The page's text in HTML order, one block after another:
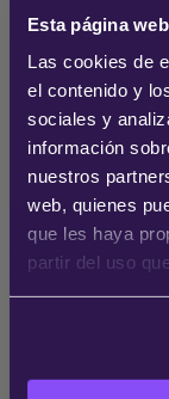
Esta página
Las cookies de
el contenido y
sociales y
información
nuestros
web, quienes
que les haya
partir del uso
Vivimos en
mucha
compleja y
empresa
implica
y cultura.
Se